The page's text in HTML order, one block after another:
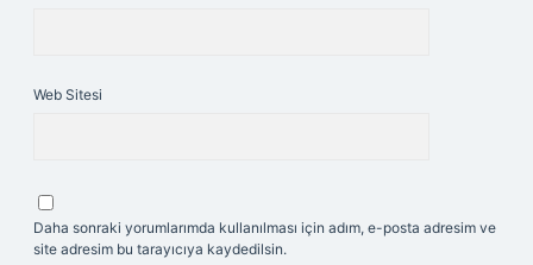
Web Sitesi
Daha sonraki yorumlarımda kullanılması için adım, e-posta adresim ve
site adresim bu tarayıcıya kaydedilsin.